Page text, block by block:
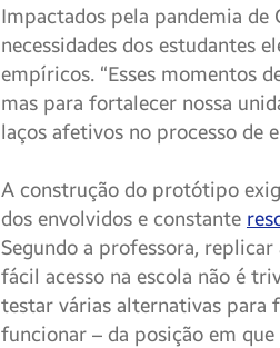
Impactados pela pandemia
necessidades dos estudantes
empíricos. “Esses momentos
mas para fortalecer nossa
laços afetivos no processo de
A construção do protótipo
dos envolvidos e constante
Segundo a professora,
fácil acesso na escola não é
testar várias alternativas para
funcionar – da posição em